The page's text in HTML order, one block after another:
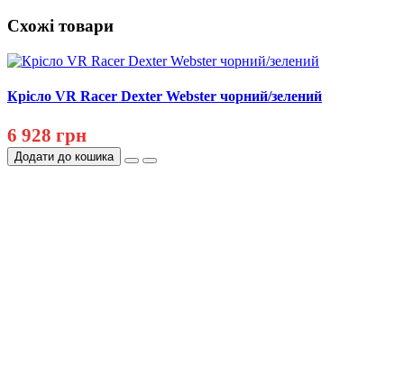
Схожі товари
Крісло VR Racer Dexter Webster чорний/зелений
6 928 грн
Додати до кошика